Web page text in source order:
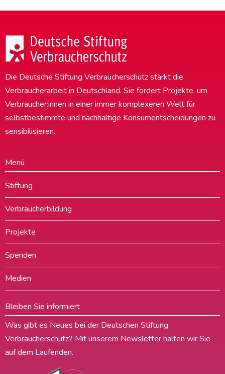
Die Deutsche Stiftung Verbraucherschutz stärkt die
Verbraucherarbeit in Deutschland. Sie fördert Projekte, um
Verbraucher:innen in einer immer komplexeren Welt für
selbstbestimmte und nachhaltige Konsumentscheidungen zu
sensibilisieren.
Menü
Stiftung
Verbraucherbildung
Projekte
Spenden
Medien
Bleiben Sie informiert
Was gibt es Neues bei der Deutschen Stiftung
Verbraucherschutz? Mit unserem Newsletter halten wir Sie
auf dem Laufenden.